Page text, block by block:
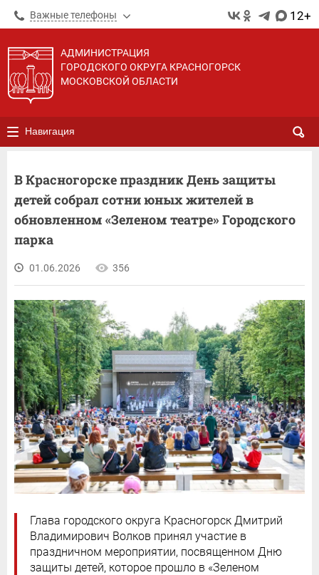
Важные телефоны 12+
АДМИНИСТРАЦИЯ
ГОРОДСКОГО ОКРУГА КРАСНОГОРСК
МОСКОВСКОЙ ОБЛАСТИ
Навигация
В Красногорске праздник День защиты
детей собрал сотни юных жителей в
обновленном «Зеленом театре» Городского
парка
01.06.2026 356
Глава городского округа Красногорск Дмитрий
Владимирович Волков принял участие в
праздничном мероприятии, посвященном Дню
защиты детей, которое прошло в «Зеленом